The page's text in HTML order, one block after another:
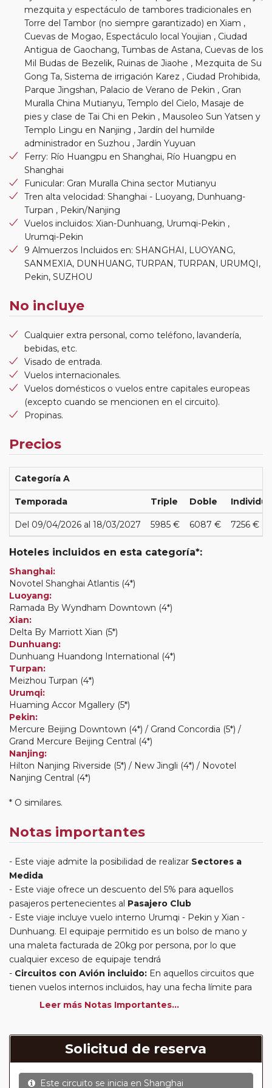
mezquita y espectáculo de tambores tradicionales en
Torre del Tambor (no siempre garantizado) en Xiam ,
Cuevas de Mogao, Espectáculo local Youjian , Ciudad
Antigua de Gaochang, Tumbas de Astana, Cuevas de los
Mil Budas de Bezelik, Ruinas de Jiaohe , Mezquita de Su
Gong Ta, Sistema de irrigación Karez , Ciudad Prohibida,
Parque Jingshan, Palacio de Verano de Pekin , Gran
Muralla China Mutianyu, Templo del Cielo, Masaje de
pies y clase de Tai Chi en Pekin , Mausoleo Sun Yatsen y
Templo Lingu en Nanjing , Jardín del humilde
administrador en Suzhou , Jardín Yuyuan
Ferry: Río Huangpu en Shanghai, Río Huangpu en
Shanghai
Funicular: Gran Muralla China sector Mutianyu
Tren alta velocidad: Shanghai - Luoyang, Dunhuang-
Turpan , Pekin/Nanjing
Vuelos incluidos: Xian-Dunhuang, Urumqi-Pekin ,
Urumqi-Pekin
9 Almuerzos Incluidos en: SHANGHAI, LUOYANG,
SANMEXIA, DUNHUANG, TURPAN, TURPAN, URUMQI,
Pekin, SUZHOU
No incluye
Cualquier extra personal, como teléfono, lavandería,
bebidas, etc.
Visado de entrada.
Vuelos internacionales.
Vuelos domésticos o vuelos entre capitales europeas
(excepto cuando se mencionen en el circuito).
Propinas.
Precios
Categoría A
Temporada Triple Doble
Del 09/04/2026 al 18/03/2027 5985 € 6087 € 7256 €
Hoteles incluidos en esta categoría*:
Shanghai:
Novotel Shanghai Atlantis (4*)
Luoyang:
Ramada By Wyndham Downtown (4*)
Xian:
Delta By Marriott Xian (5*)
Dunhuang:
Dunhuang Huandong International (4*)
Turpan:
Meizhou Turpan (4*)
Urumqi:
Huaming Accor Mgallery (5*)
Pekin:
Mercure Beijing Downtown (4*) / Grand Concordia (5*) /
Grand Mercure Beijing Central (4*)
Nanjing:
Hilton Nanjing Riverside (5*) / New Jingli (4*) / Novotel
Nanjing Central (4*)
* O similares.
Notas importantes
Este viaje admite la posibilidad de realizar Sectores a
Medida
Este viaje ofrece un descuento del 5% para aquellos
pasajeros pertenecientes al Pasajero Club
Este viaje incluye vuelo interno Urumqi - Pekin y Xian -
Dunhuang. El equipaje permitido es un bolso de mano y
una maleta facturada de 20kg por persona, por lo que
cualquier exceso de equipaje tendrá
Circuitos con Avión incluido: En aquellos circuitos que
tienen vuelos internos incluidos, hay una fecha límite para
poder emitir billetes. Las reservas/emisión de los vuelos se
reserva y emitido el billete, un error posterior en el nombre
o un nombre incompleto, puede provocar la invalidez del
billete emitido y la necesidad de tener que emitir un nuevo
billete. No nos responsabilizaremos de los gastos
Leer más Notas Importantes...
Solicitud de reserva
Este circuito se inicia en Shanghai